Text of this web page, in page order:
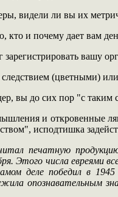
видели ли вы их
кто и почему дает вам
вашу
следствием (цветными)
вы до сих пор "с таким
и откровенные
исподтишка
печатную
Этого числа
деле победил в
опознавательным